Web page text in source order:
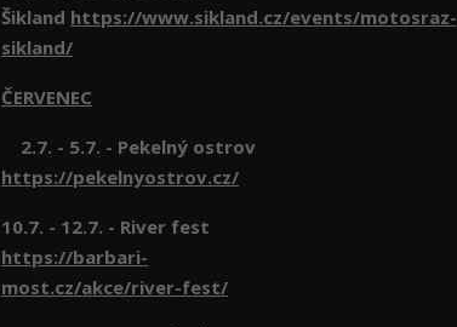
Šikland https://www.sikland.cz/events/motosraz-
sikland/
ČERVENEC
2.7. - 5.7. - Pekelný ostrov
https://pekelnyostrov.cz/
10.7. - 12.7. - River fest
https://barbari-
most.cz/akce/river-fest/